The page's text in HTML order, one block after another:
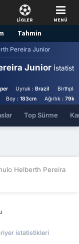
LİGLER MENÜ
Tahmin
Pereira Junior
Junior İstatistik
Uyruk :Brazil
Boy :183cm Ağırlık : 79kg
Top Sürme
Helberth Pereira
istatistikleri